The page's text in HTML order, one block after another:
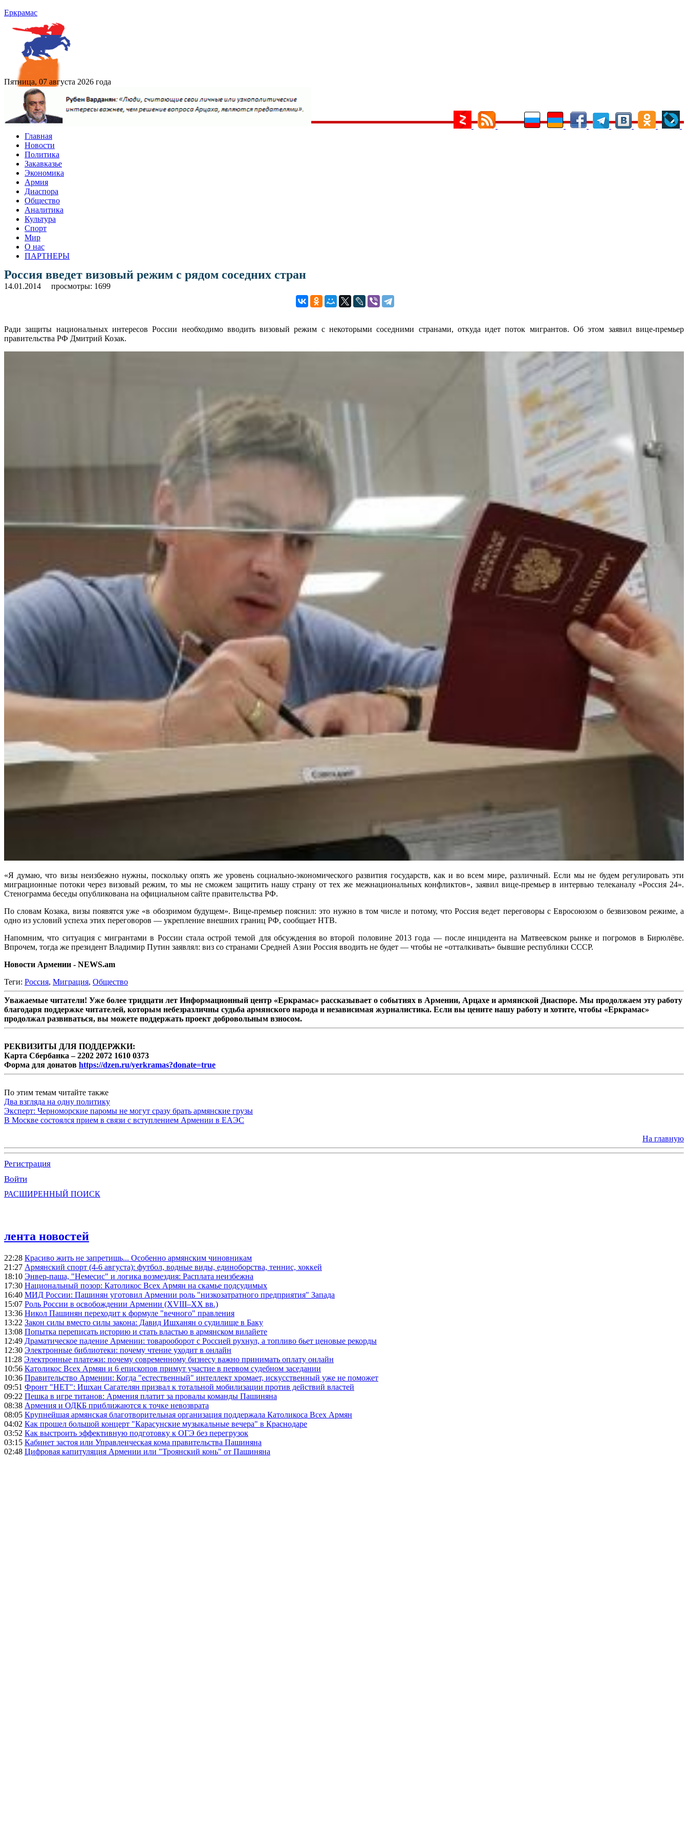
Еркрамас
Пятница, 07 августа 2026 года
Главная
Новости
Политика
Закавказье
Экономика
Армия
Диаспора
Общество
Аналитика
Культура
Спорт
Мир
О нас
ПАРТНЕРЫ
Россия введет визовый режим с рядом соседних стран
14.01.2014 просмотры: 1699
Ради защиты национальных интересов России необходимо вводить визовый режим с некоторыми соседними странами, откуда идет поток мигрантов. Об этом заявил вице-премьер
правительства РФ Дмитрий Козак.
«Я думаю, что визы неизбежно нужны, поскольку опять же уровень социально-экономического развития государств, как и во всем мире, различный. Если мы не будем регулировать эти
миграционные потоки через визовый режим, то мы не сможем защитить нашу страну от тех же межнациональных конфликтов», заявил вице-премьер в интервью телеканалу «Россия 24».
Стенограмма беседы опубликована на официальном сайте правительства РФ.
По словам Козака, визы появятся уже «в обозримом будущем». Вице-премьер пояснил: это нужно в том числе и потому, что Россия ведет переговоры с Евросоюзом о безвизовом режиме, а
одно из условий успеха этих переговоров — укрепление внешних границ РФ, сообщает НТВ.
Напомним, что ситуация с мигрантами в России стала острой темой для обсуждения во второй половине 2013 года — после инцидента на Матвеевском рынке и погромов в Бирюлёве.
Впрочем, тогда же президент Владимир Путин заявлял: виз со странами Средней Азии Россия вводить не будет — чтобы не «отталкивать» бывшие республики СССР.
Новости Армении - NEWS.am
Теги: Россия, Миграция, Общество
Уважаемые читатели! Уже более тридцати лет Информационный центр «Еркрамас» рассказывает о событиях в Армении, Арцахе и армянской Диаспоре. Мы продолжаем эту работу
благодаря поддержке читателей, которым небезразличны судьба армянского народа и независимая журналистика. Если вы цените нашу работу и хотите, чтобы «Еркрамас»
продолжал развиваться, вы можете поддержать проект добровольным взносом.
РЕКВИЗИТЫ ДЛЯ ПОДДЕРЖКИ:
Карта Сбербанка – 2202 2072 1610 0373
Форма для донатов https://dzen.ru/yerkramas?donate=true
По этим темам читайте также
Два взгляда на одну политику
Эксперт: Черноморские паромы не могут сразу брать армянские грузы
В Москве состоялся прием в связи с вступлением Армении в ЕАЭС
На главную
Регистрация
Войти
РАСШИРЕННЫЙ ПОИСК
лента новостей
22:28 Красиво жить не запретишь... Особенно армянским чиновникам
21:27 Армянский спорт (4-6 августа): футбол, водные виды, единоборства, теннис, хоккей
18:10 Энвер-паша, "Немесис" и логика возмездия: Расплата неизбежна
17:30 Национальный позор: Католикос Всех Армян на скамье подсудимых
16:40 МИД России: Пашинян уготовил Армении роль "низкозатратного предприятия" Запада
15:07 Роль России в освобождении Армении (XVIII–XX вв.)
13:36 Никол Пашинян переходит к формуле "вечного" правления
13:22 Закон силы вместо силы закона: Давид Ишханян о судилище в Баку
13:08 Попытка переписать историю и стать властью в армянском вилайете
12:49 Драматическое падение Армении: товарооборот с Россией рухнул, а топливо бьет ценовые рекорды
12:30 Электронные библиотеки: почему чтение уходит в онлайн
11:28 Электронные платежи: почему современному бизнесу важно принимать оплату онлайн
10:56 Католикос Всех Армян и 6 епископов примут участие в первом судебном заседании
10:36 Правительство Армении: Когда "естественный" интеллект хромает, искусственный уже не поможет
09:51 Фронт "НЕТ": Ишхан Сагателян призвал к тотальной мобилизации против действий властей
09:22 Пешка в игре титанов: Армения платит за провалы команды Пашиняна
08:38 Армения и ОДКБ приближаются к точке невозврата
08:05 Крупнейшая армянская благотворительная организация поддержала Католикоса Всех Армян
04:02 Как прошел большой концерт "Карасунские музыкальные вечера" в Краснодаре
03:52 Как выстроить эффективную подготовку к ОГЭ без перегрузок
03:15 Кабинет застоя или Управленческая кома правительства Пашиняна
02:48 Цифровая капитуляция Армении или "Троянский конь" от Пашиняна